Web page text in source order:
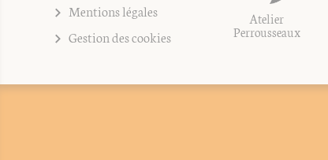
Mentions légales
Gestion des cookies
Atelier
Perrousseaux